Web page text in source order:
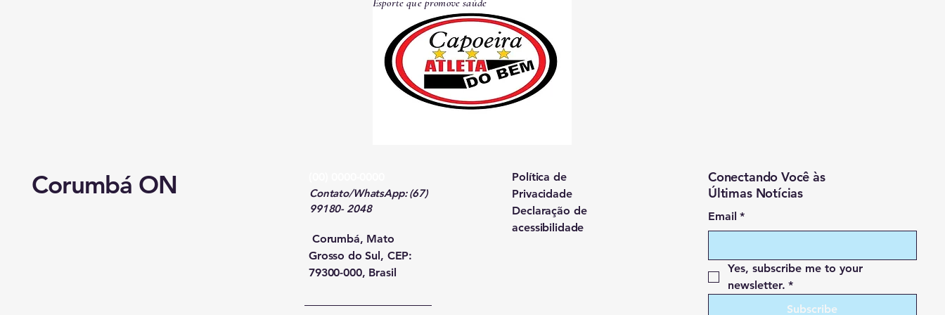
Esporte que promove saúde
Corumbá ON
Contato/WhatsApp: (67)
99180- 2048
Corumbá, Mato
Grosso do Sul, CEP:
79300-000, Brasil
Política de
Privacidade
Declaração de
acessibilidade
Conectando Você às
Últimas Notícias
Email *
Yes, subscribe me to your
newsletter. *
Subscribe